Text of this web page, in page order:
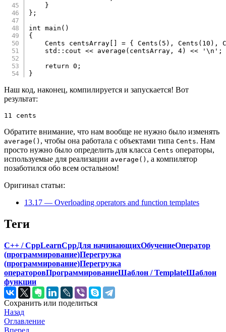
}
} ;
int
main ( )
{
    Cents centsArray
= { Cents ( 5 ) , Cents ( 10 ) ,
    std
:: cout << average ( centsArray , 4) << '\n' ;
return
0 ;
}
Наш код, наконец, компилируется и запускается! Вот
результат:
11 cents
Обратите внимание, что нам вообще не нужно было изменять
average() , чтобы она работала с объектами типа Cents. Нам
просто нужно было определить для класса Cents операторы,
используемые для реализации average() , а компилятор
позаботился обо всем остальном!
Оригинал статьи:
13.17 — Overloading operators and function templates
Теги
C++ / CppLearnCppДля начинающихОбучениеОператор
(программирование)Перегрузка
(программирование)Перегрузка
операторовПрограммированиеШаблон / TemplateШаблон
функции
Сохранить или поделиться
Назад
Оглавление